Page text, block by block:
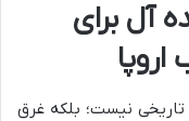
آل برای
تاریخی نیست؛ بلکه غرق